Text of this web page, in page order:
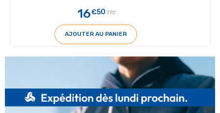
16€50 TTC
AJOUTER AU PANIER